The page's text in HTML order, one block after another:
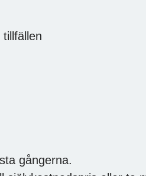
gångerna.